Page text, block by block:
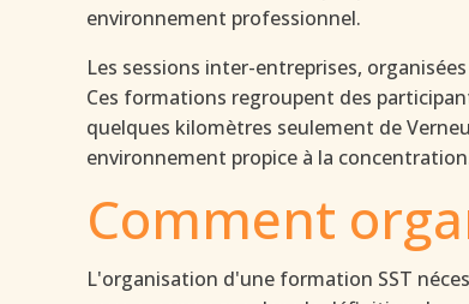
environnement professionnel.
Les sessions inter-entreprises,
Ces formations regroupent des
quelques kilomètres seulement de
environnement propice à la
Comment
L'organisation d'une formation SST